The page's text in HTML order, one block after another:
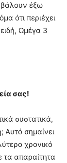
έξω
ότι περιέχει
Ωμέγα 3
σας!
συστατικά,
Αυτό σημαίνει
χρονικό
τα απαραίτητα